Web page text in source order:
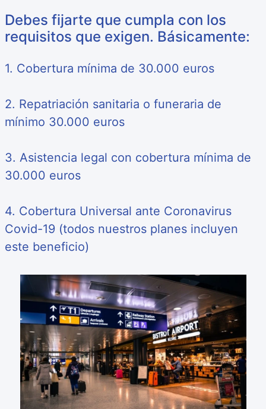
Debes fijarte que cumpla con los
requisitos que exigen. Básicamente:
1. Cobertura mínima de 30.000 euros
2. Repatriación sanitaria o funeraria de
mínimo 30.000 euros
3. Asistencia legal con cobertura mínima de
30.000 euros
4. Cobertura Universal ante Coronavirus
Covid-19 (todos nuestros planes incluyen
este beneficio)